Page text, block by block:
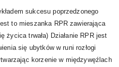
sukcesu poprzedzonego
to mieszanka RPR zawierająca
życica trwała) Działanie RPR jest
się ubytków w runi rozłogi
korzenie w międzywęźlach